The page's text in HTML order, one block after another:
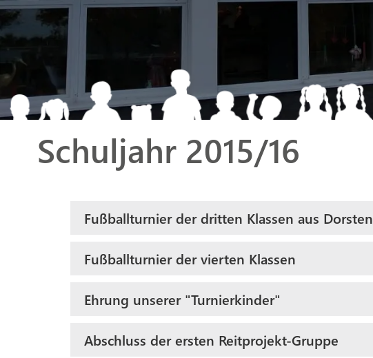
Schuljahr 2015/16
Fußballturnier der dritten Klassen aus Dorsten
Fußballturnier der vierten Klassen
Ehrung unserer "Turnierkinder"
Abschluss der ersten Reitprojekt-Gruppe